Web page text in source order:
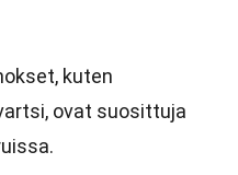
kuten
ovat suosittuja